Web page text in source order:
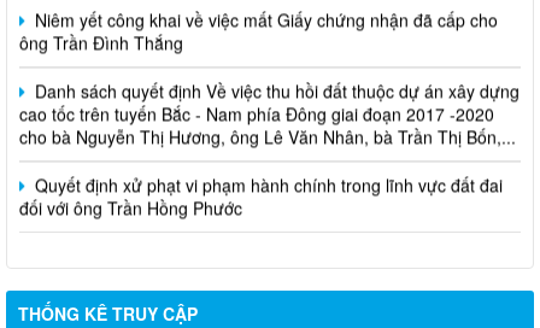
ông Trần Đình Thắng
Danh sách quyết định Về việc thu hồi đất thuộc dự án xây dựng
cao tốc trên tuyến Bắc - Nam phía Đông giai đoạn 2017 -2020
cho bà Nguyễn Thị Hương, ông Lê Văn Nhân, bà Trần Thị Bốn,...
Quyết định xử phạt vi phạm hành chính trong lĩnh vực đất đai
đối với ông Trần Hồng Phước
THỐNG KÊ TRUY CẬP